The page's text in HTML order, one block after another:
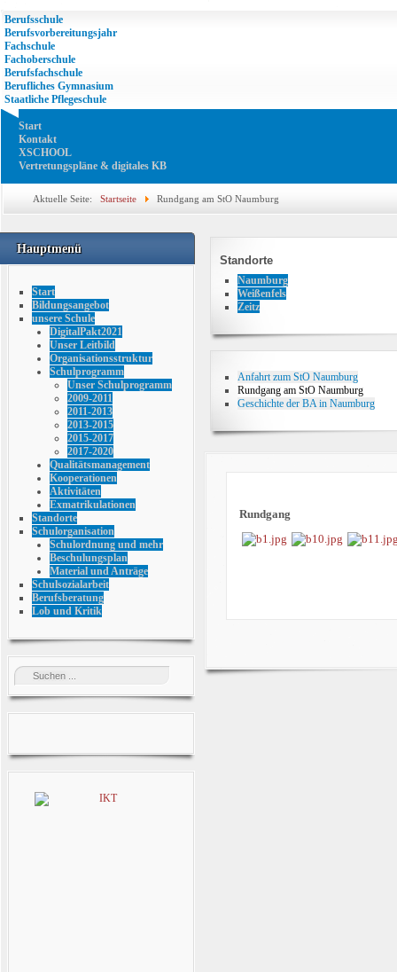
Berufsschule
Berufsvorbereitungsjahr
Fachschule
Fachoberschule
Berufsfachschule
Berufliches Gymnasium
Staatliche Pflegeschule
Start
Kontakt
XSCHOOL
Vertretungspläne & digitales KB
Aktuelle Seite: Startseite Rundgang am StO Naumburg
Hauptmenü
Start
Bildungsangebot
unsere Schule
DigitalPakt2021
Unser Leitbild
Organisationsstruktur
Schulprogramm
Unser Schulprogramm
2009-2011
2011-2013
2013-2015
2015-2017
2017-2020
Qualitätsmanagement
Kooperationen
Aktivitäten
Exmatrikulationen
Standorte
Schulorganisation
Schulordnung und mehr
Beschulungsplan
Material und Anträge
Schulsozialarbeit
Berufsberatung
Lob und Kritik
Standorte
Naumburg
Weißenfels
Zeitz
Anfahrt zum StO Naumburg
Rundgang am StO Naumburg
Geschichte der BA in Naumburg
Rundgang